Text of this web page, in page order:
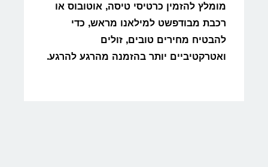
מומלץ להזמין כרטיסי טיסה, אוטובוס או
רכבת מבודפשט למילאנו מראש, כדי
להבטיח מחירים טובים, זולים
ואטרקטיביים יותר בהזמנה מהרגע להרגע.